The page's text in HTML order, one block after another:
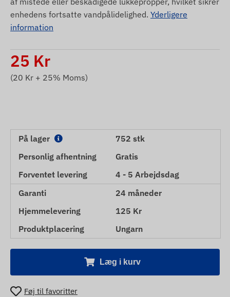
enhedens fortsatte vandpålidelighed. Yderligere
information
25 Kr
(20 Kr + 25% Moms)
På lager
752 stk
Personlig afhentning
Gratis
Forventet levering
4 - 5 Arbejdsdag
Garanti
24 måneder
Hjemmelevering
125 Kr
Produktplacering
Ungarn
Læg i kurv
Føj til favoritter